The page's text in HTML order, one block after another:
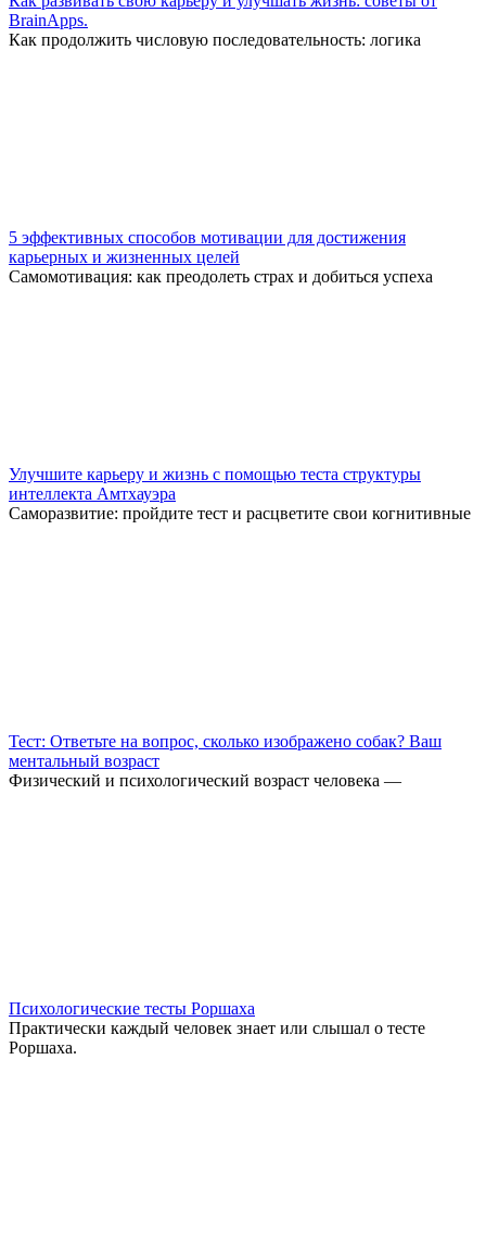
BrainApps.
Как продолжить числовую последовательность: логика
5 эффективных способов мотивации для достижения
карьерных и жизненных целей
Самомотивация: как преодолеть страх и добиться успеха
Улучшите карьеру и жизнь с помощью теста структуры
интеллекта Амтхауэра
Саморазвитие: пройдите тест и расцветите свои когнитивные
Тест: Ответьте на вопрос, сколько изображено собак? Ваш
ментальный возраст
Физический и психологический возраст человека —
Психологические тесты Роршаха
Практически каждый человек знает или слышал о тесте
Роршаха.